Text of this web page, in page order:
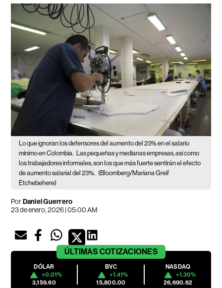
Lo que ignoran los defensores del aumento del 23% en el salario
mínimo en Colombia. Las pequeñas y medianas empresas, así como
los trabajadores informales, son los que más fuerte sentirán el efecto
de aumento salarial del 23%. (Bloomberg/Mariana Greif
Etchebehere)
PorDaniel Guerrero
23 de enero, 2026 | 05:00 AM
ÚLTIMAS COTIZACIONES
DÓLAR
+0.01%
3,159.60
BVC
+1.41%
15,800.00
NASDAQ
+1.30%
26,690.62